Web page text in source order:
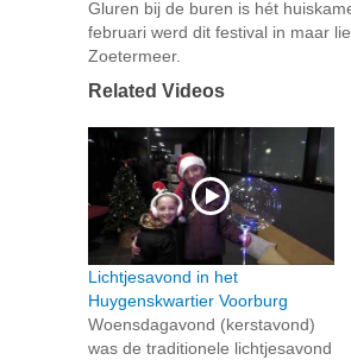
Gluren bij de buren is hét
februari werd dit festival in maar
Zoetermeer.
Related Videos
Lichtjesavond in het
Huygenskwartier Voorburg
Woensdagavond (kerstavond)
was de traditionele lichtjesavond